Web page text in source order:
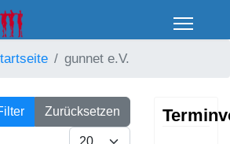
gunnet e.V.
Zurücksetzen
Anzeige #